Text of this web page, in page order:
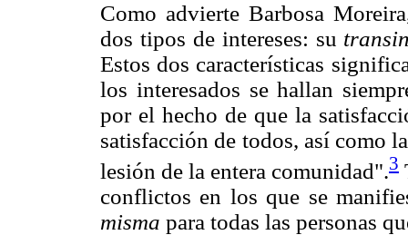
Como advierte Barbosa
dos tipos de intereses: su
Estos dos características
los interesados se hallan
por el hecho de que la
satisfacción de todos, así como
lesión de la entera comunidad".3
conflictos en los que se
misma para todas las personas